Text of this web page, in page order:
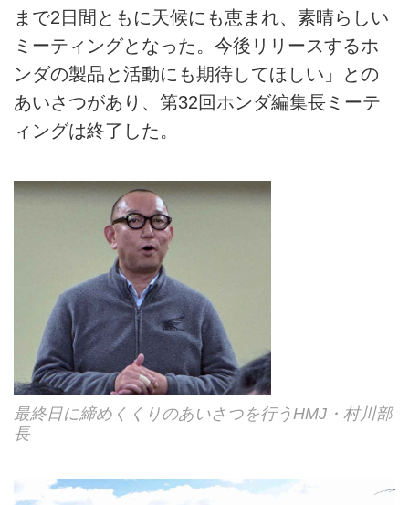
まで2日間ともに天候にも恵まれ、素晴らしい
ミーティングとなった。今後リリースするホ
ンダの製品と活動にも期待してほしい」との
あいさつがあり、第32回ホンダ編集長ミーテ
ィングは終了した。
最終日に締めくくりのあいさつを行うHMJ・村川部
長